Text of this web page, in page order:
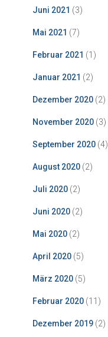
Juni 2021 (3)
Mai 2021 (7)
Februar 2021 (1)
Januar 2021 (2)
Dezember 2020 (2)
November 2020 (3)
September 2020 (4)
August 2020 (2)
Juli 2020 (2)
Juni 2020 (2)
Mai 2020 (2)
April 2020 (5)
März 2020 (5)
Februar 2020 (11)
Dezember 2019 (2)